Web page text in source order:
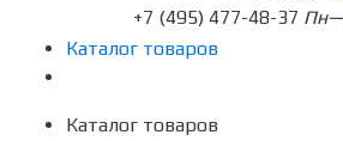
+7 (495) 477-48-37
Каталог товаров
Каталог товаров